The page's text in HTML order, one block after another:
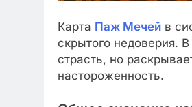
Карта Паж Мечей в
скрытого недоверия.
страсть, но
настороженность.